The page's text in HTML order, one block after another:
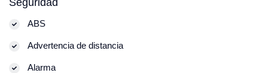
ABS
Advertencia de distancia
Alarma